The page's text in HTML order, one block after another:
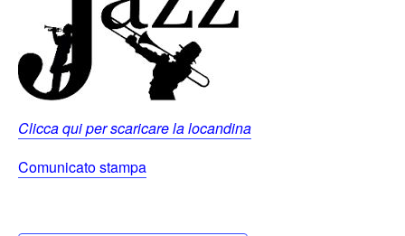
Clicca qui per scaricare la locandina
Comunicato stampa